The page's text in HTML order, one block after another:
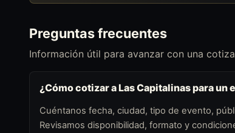
Preguntas frecuentes
Información útil para avanzar con una
¿Cómo cotizar a Las Capitalinas para un
Cuéntanos fecha, ciudad, tipo de evento,
Revisamos disponibilidad, formato y